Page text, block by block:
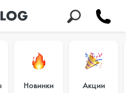
Новинки Акции